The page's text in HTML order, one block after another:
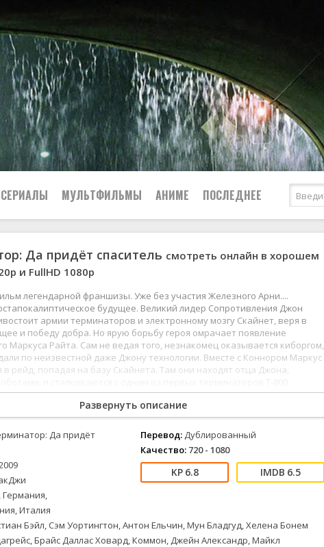
Боевики
Детективы
Детские
Драмы
Комедии
Криминал
Приключения
Семейные
Спорт
Триллеры
Ужасы
СЕРИАЛЫ МУЛЬТФИЛЬМЫ АНИМЕ ПОСЛЕДНЕЕ
Все
2023
2022
2021
Зарубежные
Фильмы из соцетей
Да придёт спаситель смотреть онлайн в хорошем
и FullHD 1080р
легендарной франшизы. Уже без участия Железного Арни....
будущее. Великий лидер Сопротивления Джон
армии терминаторов и электронному мозгу Скайнет, веря в
и победу добра. Но ярую борьбу героя омрачает появление
Маркуса Райта. Сам не ведая того, незнакомец оказывается киборгом,
по неизвестной даже Джону технологии. Вместе с Коннором Маркус
в рейд, попадая на базу Скайнета. Там они находят отца Джона,
145146147 148 149 150 151
(2009) можно смотреть онлайн в хорошем качестве 720p, FullHD 1080
изображения и звука, полностью на русском языке.
Развернуть описание
Да придёт
Италия
Перевод: Дублированный
Качество: 720 - 1080
6.8 6.5
Бэйл, Сэм Уортингтон, Антон Ельчин, Мун Бладгуд, Хелена Бонем
Брайс Даллас Ховард, Коммон, Джейн Александр, Майкл